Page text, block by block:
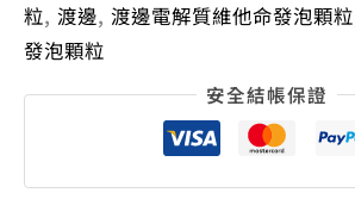
粒, 渡邊, 渡邊電解質維他命發泡顆粒
發泡顆粒
安全結帳保證